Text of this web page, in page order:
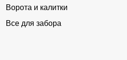
Ворота и калитки
Все для забора